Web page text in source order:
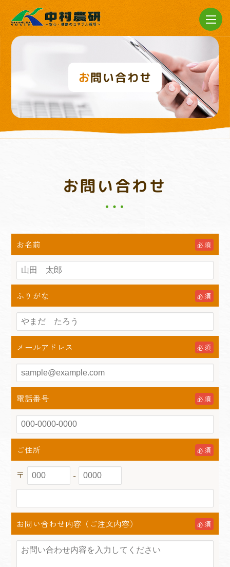
お問い合わせ
お問い合わせ
お名前 必須
ふりがな 必須
メールアドレス 必須
電話番号 必須
ご住所 必須
〒 -
お問い合わせ内容（ご注文内容） 必須